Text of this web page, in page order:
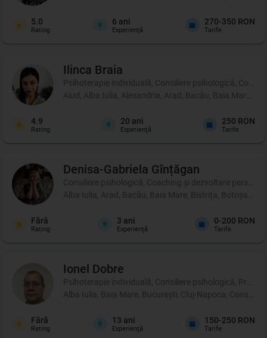
5.0
Rating
6 ani
Experienţă
270-350 RON
Tarife
Ilinca Braia
Psihoterapie individuală, Consiliere psihologică,
Aiud, Alba Iulia, Alexandria, Arad, Bacău, Baia Mare,
4.9
Rating
20 ani
Experienţă
250 RON
Tarife
Denisa-Gabriela Gînțăgan
Consiliere psihologică, Coaching şi dezvoltare
Alba Iulia, Arad, Bacău, Baia Mare, Bistrița, Botoșani,
Fără
Rating
3 ani
Experienţă
0-200 RON
Tarife
Ionel Dobre
Psihoterapie individuală, Consiliere psihologică, Profil
Alba Iulia, Baia Mare, București, Cluj-Napoca,
Fără
Rating
13 ani
Experienţă
150-250 RON
Tarife